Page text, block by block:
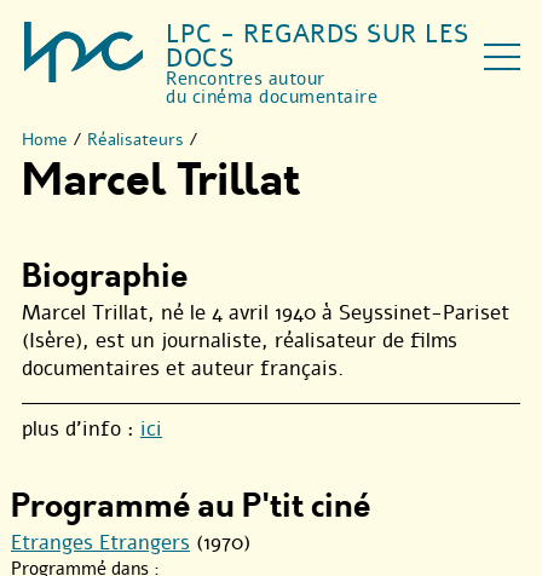
LPC - REGARDS SUR LES
DOCS
Rencontres autour
du cinéma documentaire
Home / Réalisateurs /
Marcel Trillat
Biographie
Marcel Trillat, né le 4 avril 1940 à Seyssinet-Pariset
(Isère), est un journaliste, réalisateur de films
documentaires et auteur français.
plus d’info : ici
Programmé au P'tit ciné
Etranges Etrangers (1970)
Programmé dans :